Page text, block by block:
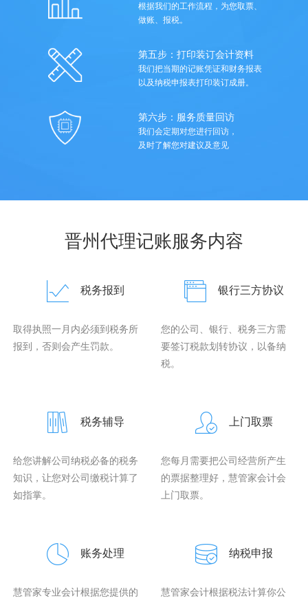
根据我们的工作流程，为您取票、
做账、报税。
第五步：打印装订会计资料
我们把当期的记账凭证和财务报表
以及纳税申报表打印装订成册。
第六步：服务质量回访
我们会定期对您进行回访，
及时了解您对建议及意见
晋州代理记账服务内容
税务报到
取得执照一月内必须到税务所
报到，否则会产生罚款。
银行三方协议
您的公司、银行、税务三方需
要签订税款划转协议，以备纳
税。
税务辅导
给您讲解公司纳税必备的税务
知识，让您对公司缴税计算了
如指掌。
上门取票
您每月需要把公司经营所产生
的票据整理好，慧管家会计会
上门取票。
账务处理
慧管家专业会计根据您提供的
纳税申报
慧管家会计根据税法计算你公